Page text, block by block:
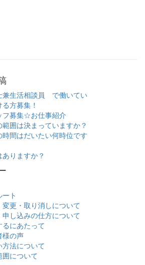
兼生活相談員 で働いてい
方募集！
フ募集☆お仕事紹介
範囲は決まっていますか？
時間はだいたい何時位です
りますか？
ート
変更・取り消しについて
申し込みの仕方について
るにあたって
様の声
方法について
囲について